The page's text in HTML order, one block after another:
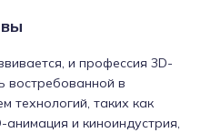
и профессия 3D-
востребованной в
технологий, таких как
и киноиндустрия,